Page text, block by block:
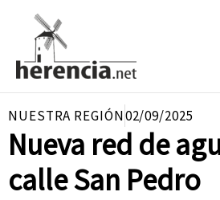
contenido
NUESTRA REGIÓN02/09/2025
Nueva red de
calle San Pedro